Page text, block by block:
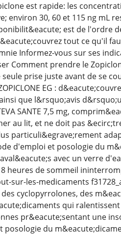
est rapide: les
environ 30, 60 et 115 ng mL
est de l'ordre
tout ce qu'il
Informez-vous sur ses
Comment prendre le
prise juste avant de se
EG :
que l&rsquo;avis
SANTE 7,5 mg,
au lit, et ne doit pas
particuli&egrave;rement
d'emploi et posologie du
avec un verre
heures de sommeil
sur-les-medicaments
cyclopyrrolones, des
qui
pr&eacute;sentant une
du